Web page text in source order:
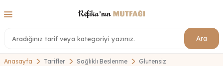
Ara
Anasayfa Tarifler Sağlıklı Beslenme Glutensiz